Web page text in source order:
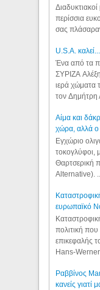
περίσσια
σας
U.S.A.
Ένα από τα
ΣΥΡΙΖΑ
ιερά χώματα
τον Δημήτρη
Αίμα και
χώρα, αλλά ο
Εγχώριο
τοκογλύφοι,
Θαρτσερική
Alternative).
ευρωπαϊκό
πολιτική
επικεφαλής
Hans-
Ραββίνος
κανείς γιατί